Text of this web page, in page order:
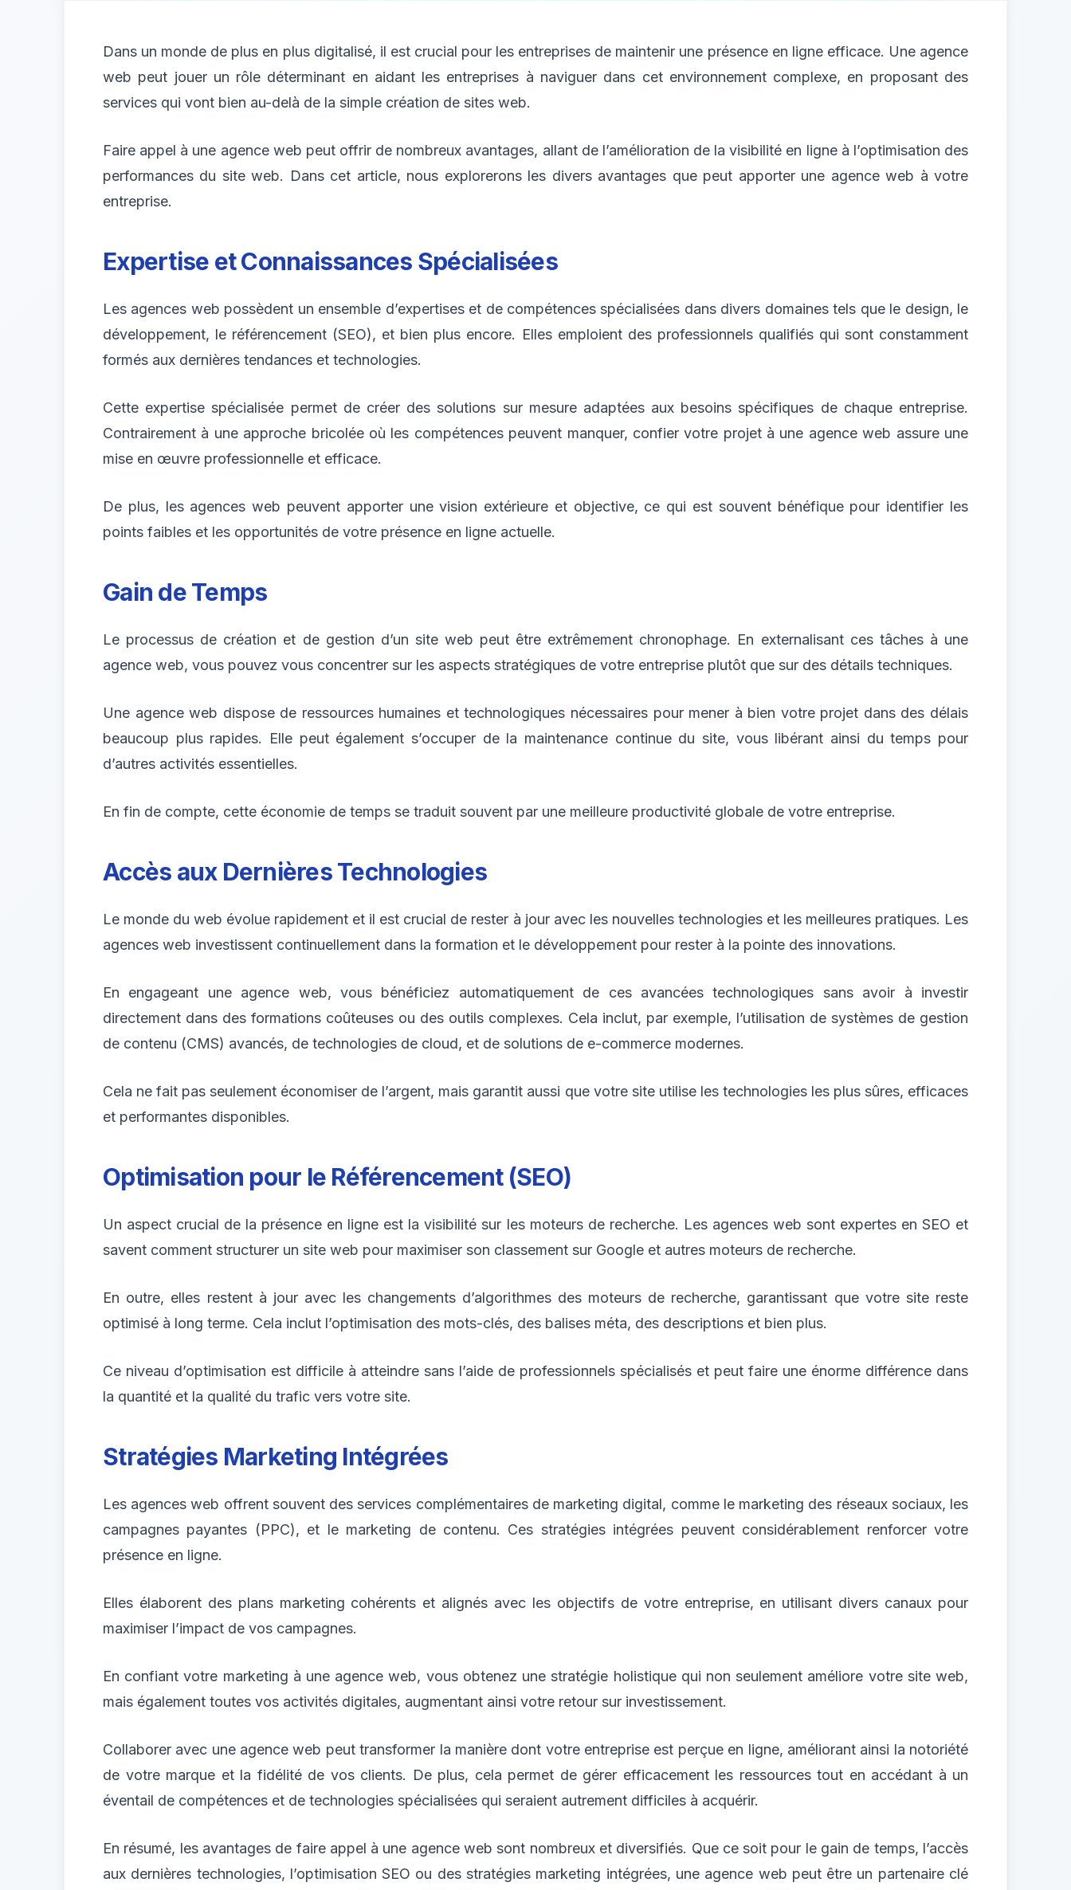
Dans un monde de plus en plus digitalisé, il est crucial pour les entreprises de maintenir une présence en ligne efficace. Une agence
web peut jouer un rôle déterminant en aidant les entreprises à naviguer dans cet environnement complexe, en proposant des
services qui vont bien au-delà de la simple création de sites web.
Faire appel à une agence web peut offrir de nombreux avantages, allant de l’amélioration de la visibilité en ligne à l’optimisation des
performances du site web. Dans cet article, nous explorerons les divers avantages que peut apporter une agence web à votre
entreprise.
Expertise et Connaissances Spécialisées
Les agences web possèdent un ensemble d’expertises et de compétences spécialisées dans divers domaines tels que le design, le
développement, le référencement (SEO), et bien plus encore. Elles emploient des professionnels qualifiés qui sont constamment
formés aux dernières tendances et technologies.
Cette expertise spécialisée permet de créer des solutions sur mesure adaptées aux besoins spécifiques de chaque entreprise.
Contrairement à une approche bricolée où les compétences peuvent manquer, confier votre projet à une agence web assure une
mise en œuvre professionnelle et efficace.
De plus, les agences web peuvent apporter une vision extérieure et objective, ce qui est souvent bénéfique pour identifier les
points faibles et les opportunités de votre présence en ligne actuelle.
Gain de Temps
Le processus de création et de gestion d’un site web peut être extrêmement chronophage. En externalisant ces tâches à une
agence web, vous pouvez vous concentrer sur les aspects stratégiques de votre entreprise plutôt que sur des détails techniques.
Une agence web dispose de ressources humaines et technologiques nécessaires pour mener à bien votre projet dans des délais
beaucoup plus rapides. Elle peut également s’occuper de la maintenance continue du site, vous libérant ainsi du temps pour
d’autres activités essentielles.
En fin de compte, cette économie de temps se traduit souvent par une meilleure productivité globale de votre entreprise.
Accès aux Dernières Technologies
Le monde du web évolue rapidement et il est crucial de rester à jour avec les nouvelles technologies et les meilleures pratiques. Les
agences web investissent continuellement dans la formation et le développement pour rester à la pointe des innovations.
En engageant une agence web, vous bénéficiez automatiquement de ces avancées technologiques sans avoir à investir
directement dans des formations coûteuses ou des outils complexes. Cela inclut, par exemple, l’utilisation de systèmes de gestion
de contenu (CMS) avancés, de technologies de cloud, et de solutions de e-commerce modernes.
Cela ne fait pas seulement économiser de l’argent, mais garantit aussi que votre site utilise les technologies les plus sûres, efficaces
et performantes disponibles.
Optimisation pour le Référencement (SEO)
Un aspect crucial de la présence en ligne est la visibilité sur les moteurs de recherche. Les agences web sont expertes en SEO et
savent comment structurer un site web pour maximiser son classement sur Google et autres moteurs de recherche.
En outre, elles restent à jour avec les changements d’algorithmes des moteurs de recherche, garantissant que votre site reste
optimisé à long terme. Cela inclut l’optimisation des mots-clés, des balises méta, des descriptions et bien plus.
Ce niveau d’optimisation est difficile à atteindre sans l’aide de professionnels spécialisés et peut faire une énorme différence dans
la quantité et la qualité du trafic vers votre site.
Stratégies Marketing Intégrées
Les agences web offrent souvent des services complémentaires de marketing digital, comme le marketing des réseaux sociaux, les
campagnes payantes (PPC), et le marketing de contenu. Ces stratégies intégrées peuvent considérablement renforcer votre
présence en ligne.
Elles élaborent des plans marketing cohérents et alignés avec les objectifs de votre entreprise, en utilisant divers canaux pour
maximiser l’impact de vos campagnes.
En confiant votre marketing à une agence web, vous obtenez une stratégie holistique qui non seulement améliore votre site web,
mais également toutes vos activités digitales, augmentant ainsi votre retour sur investissement.
Collaborer avec une agence web peut transformer la manière dont votre entreprise est perçue en ligne, améliorant ainsi la notoriété
de votre marque et la fidélité de vos clients. De plus, cela permet de gérer efficacement les ressources tout en accédant à un
éventail de compétences et de technologies spécialisées qui seraient autrement difficiles à acquérir.
En résumé, les avantages de faire appel à une agence web sont nombreux et diversifiés. Que ce soit pour le gain de temps, l’accès
aux dernières technologies, l’optimisation SEO ou des stratégies marketing intégrées, une agence web peut être un partenaire clé